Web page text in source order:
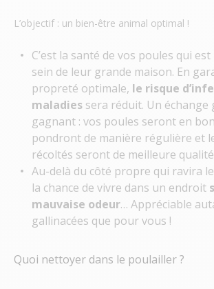
L’objectif : un bien-être animal optimal !
C’est la santé de vos poules qui
sein de leur grande maison. En
propreté optimale, le risque
maladies sera réduit. Un échange
gagnant : vos poules seront en
pondront de manière régulière et
récoltés seront de meilleure
Au-delà du côté propre qui ravira
la chance de vivre dans un endroit
mauvaise odeur… Appréciable
gallinacées que pour vous !
Quoi nettoyer dans le poulailler ?